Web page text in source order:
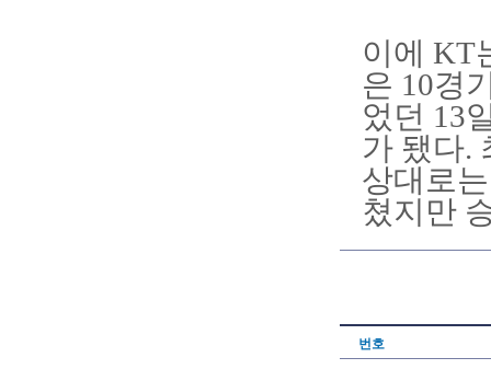
이에 KT
은 10경
었던 13
가 됐다.
상대로
쳤지만
번호